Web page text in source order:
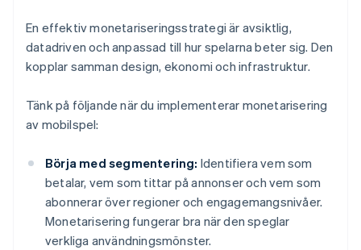
En effektiv monetariseringsstrategi är avsiktlig,
datadriven och anpassad till hur spelarna beter sig. Den
kopplar samman design, ekonomi och infrastruktur.
Tänk på följande när du implementerar monetarisering
av mobilspel:
Börja med segmentering: Identifiera vem som
betalar, vem som tittar på annonser och vem som
abonnerar över regioner och engagemangsnivåer.
Monetarisering fungerar bra när den speglar
verkliga användningsmönster.